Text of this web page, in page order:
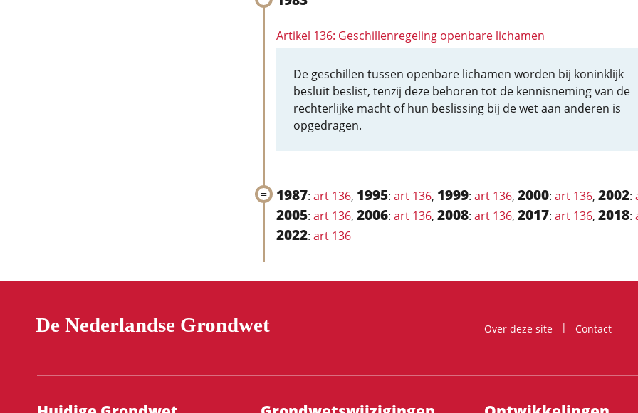
Artikel 136: Geschillenregeling openbare lichamen
De geschillen tussen openbare lichamen worden bij koninklijk
besluit beslist, tenzij deze behoren tot de kennisneming van de
rechterlijke macht of hun beslissing bij de wet aan anderen is
opgedragen.
1987: art 136, 1995: art 136, 1999: art 136, 2000: art 136, 2002:
2005: art 136, 2006: art 136, 2008: art 136, 2017: art 136, 2018:
2022: art 136
De Nederlandse Grondwet Over deze site
Contact